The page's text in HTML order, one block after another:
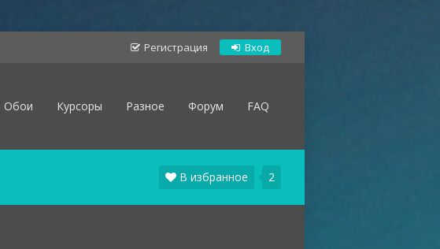
Регистрация Вход
Обои Курсоры Разное Форум FAQ
2
В избранное